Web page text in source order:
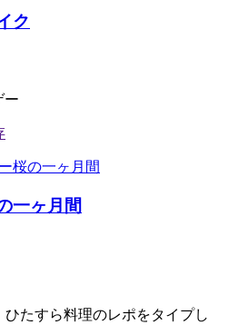
ク
ー
一ヶ月間
たすら料理のレポをタイプし